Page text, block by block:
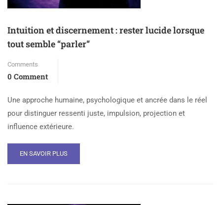
Intuition et discernement : rester lucide lorsque
tout semble “parler”
Comments
0 Comment
Une approche humaine, psychologique et ancrée dans le réel
pour distinguer ressenti juste, impulsion, projection et
influence extérieure.
EN SAVOIR PLUS